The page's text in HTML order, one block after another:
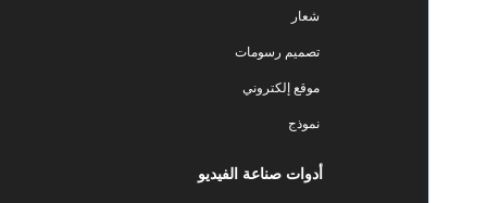
تصميم رسومات
موقع إلكتروني
أدوات صناعة الفيديو